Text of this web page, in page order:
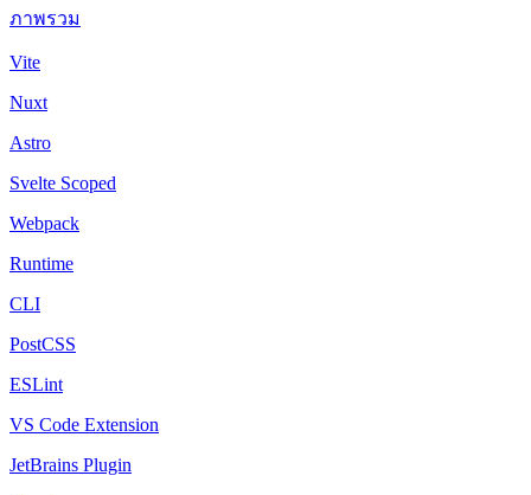
ภาพรวม
Vite
Nuxt
Astro
Svelte Scoped
Webpack
Runtime
CLI
PostCSS
ESLint
VS Code Extension
JetBrains Plugin